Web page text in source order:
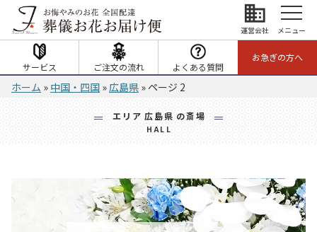
business
運営会社 メニュー
サービス ご注文の流れ よくある質問
お急ぎの方へ
ホーム » 中国・四国 »広島県 » ページ 2
エリア 広島県 の斎場
HALL